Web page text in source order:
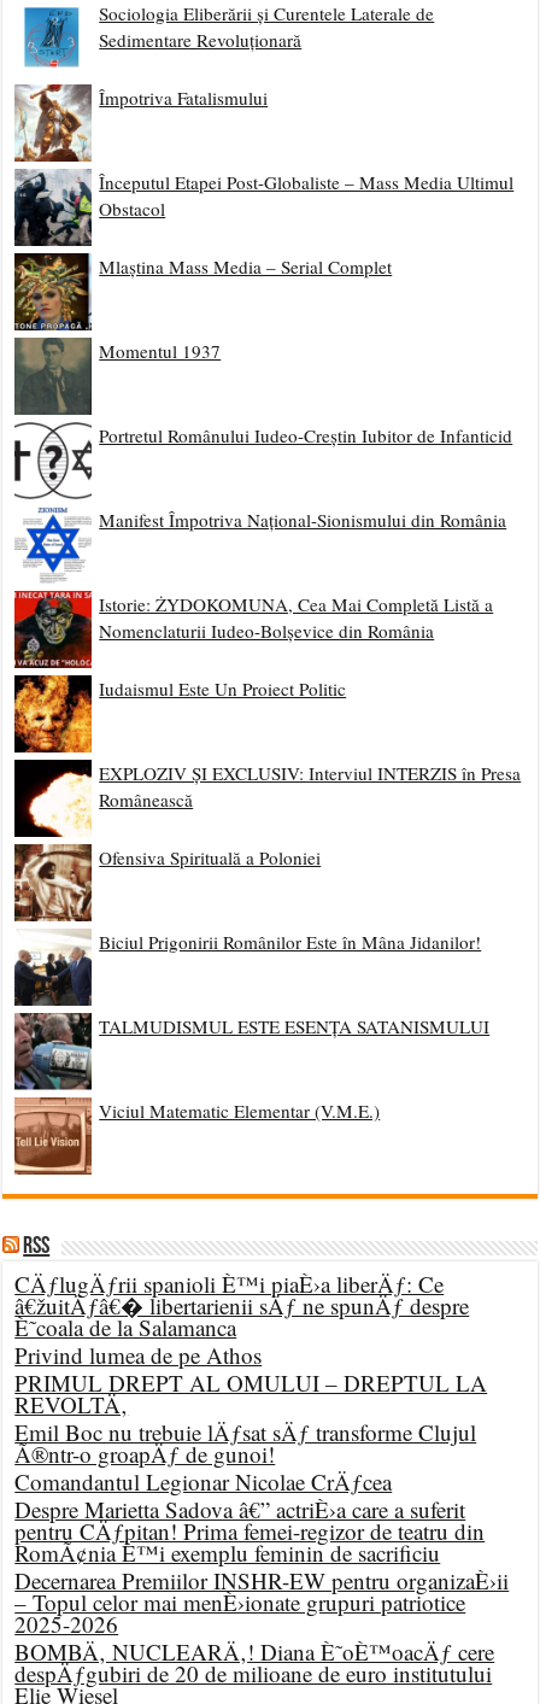
Sociologia Eliberării și Curentele Laterale de
Sedimentare Revoluționară
Împotriva Fatalismului
Începutul Etapei Post-Globaliste – Mass Media Ultimul
Obstacol
Mlaștina Mass Media – Serial Complet
Momentul 1937
Portretul Românului Iudeo-Creștin Iubitor de Infanticid
Manifest Împotriva Național-Sionismului din România
Istorie: ŻYDOKOMUNA, Cea Mai Completă Listă a
Nomenclaturii Iudeo-Bolșevice din România
Iudaismul Este Un Proiect Politic
EXPLOZIV ȘI EXCLUSIV: Interviul INTERZIS în Presa
Românească
Ofensiva Spirituală a Poloniei
Biciul Prigonirii Românilor Este în Mâna Jidanilor!
TALMUDISMUL ESTE ESENȚA SATANISMULUI
Viciul Matematic Elementar (V.M.E.)
RSS
CÄƒlugÄƒrii spanioli È™i piaÈ›a liberÄƒ: Ce
â€žuitÄƒâ€� libertarienii sÄƒ ne spunÄƒ despre
È˜coala de la Salamanca
Privind lumea de pe Athos
PRIMUL DREPT AL OMULUI – DREPTUL LA
REVOLTÄ‚
Emil Boc nu trebuie lÄƒsat sÄƒ transforme Clujul
Ã®ntr-o groapÄƒ de gunoi!
Comandantul Legionar Nicolae CrÄƒcea
Despre Marietta Sadova â€” actriÈ›a care a suferit
pentru CÄƒpitan! Prima femei-regizor de teatru din
RomÃ¢nia È™i exemplu feminin de sacrificiu
Decernarea Premiilor INSHR-EW pentru organizaÈ›ii
– Topul celor mai menÈ›ionate grupuri patriotice
2025-2026
BOMBÄ‚ NUCLEARÄ‚! Diana È˜oÈ™oacÄƒ cere
despÄƒgubiri de 20 de milioane de euro institutului
Elie Wiesel